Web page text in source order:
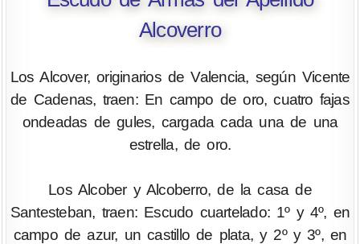
Alcoverro
Los Alcover, originarios de Valencia, según Vicente
de Cadenas, traen: En campo de oro, cuatro fajas
ondeadas de gules, cargada cada una de una
estrella, de oro.
Los Alcober y Alcoberro, de la casa de
Santesteban, traen: Escudo cuartelado: 1º y 4º, en
campo de azur, un castillo de plata, y 2º y 3º, en